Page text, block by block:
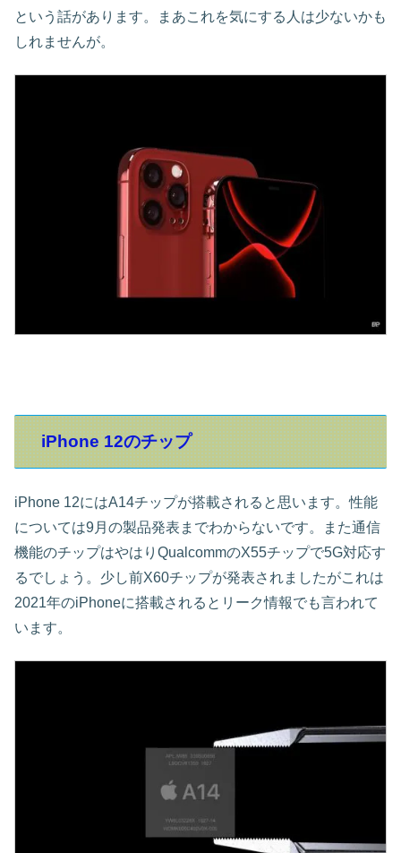
という話があります。まあこれを気にする人は少ないかも
しれませんが。
iPhone 12のチップ
iPhone 12にはA14チップが搭載されると思います。性能
については9月の製品発表までわからないです。また通信
機能のチップはやはりQualcommのX55チップで5G対応す
るでしょう。少し前X60チップが発表されましたがこれは
2021年のiPhoneに搭載されるとリーク情報でも言われて
います。